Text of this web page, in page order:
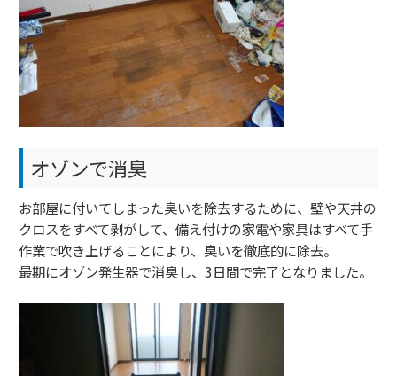
オゾンで消臭
お部屋に付いてしまった臭いを除去するために、壁や天井の
クロスをすべて剥がして、備え付けの家電や家具はすべて手
作業で吹き上げることにより、臭いを徹底的に除去。
最期にオゾン発生器で消臭し、3日間で完了となりました。